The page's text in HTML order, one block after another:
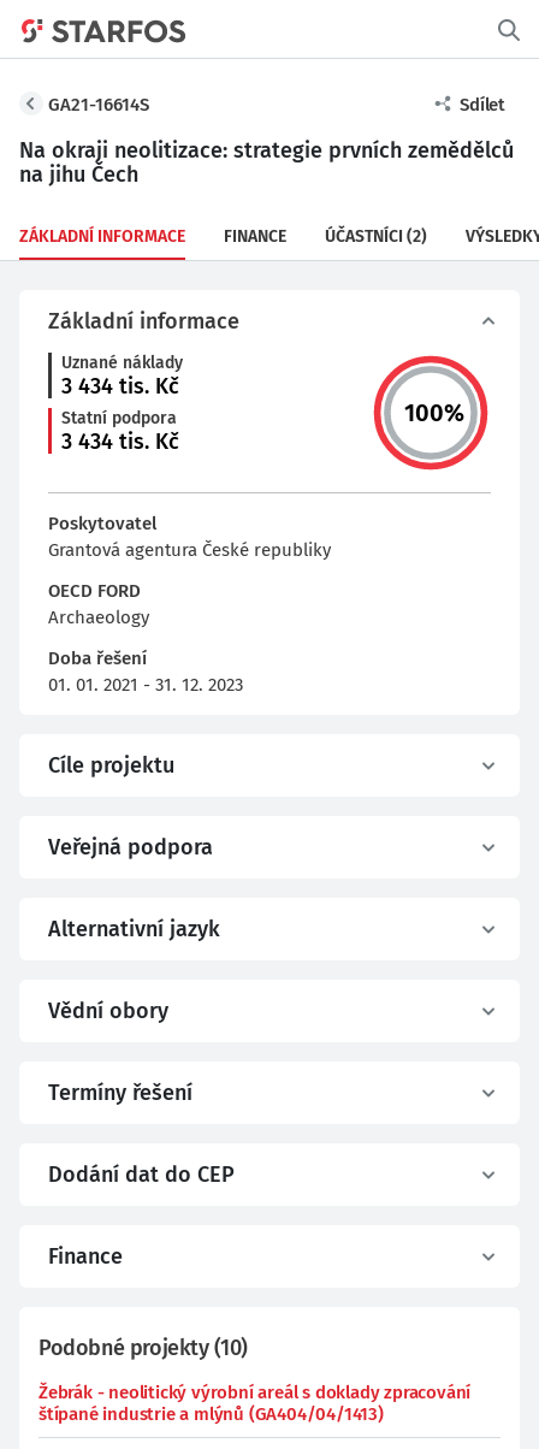
GA21-16614S Sdílet
Na okraji neolitizace: strategie prvních zemědělců
na jihu Čech
ZÁKLADNÍ INFORMACE FINANCE ÚČASTNÍCI (2)
Základní informace
Uznané náklady
3 434 tis. Kč
Statní podpora
3 434 tis. Kč
100%
Poskytovatel
Grantová agentura České republiky
OECD FORD
Archaeology
Doba řešení
01. 01. 2021 - 31. 12. 2023
Cíle projektu
Veřejná podpora
Alternativní jazyk
Vědní obory
Termíny řešení
Dodání dat do CEP
Finance
Podobné projekty(10)
Žebrák - neolitický výrobní areál s doklady zpracování
štípané industrie a mlýnů (GA404/04/1413)